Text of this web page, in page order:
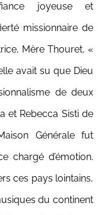
joyeuse et
missionnaire de
Mère Thouret, «
avait su que Dieu
de deux
et Rebecca Sisti de
Générale fut
chargé d’émotion.
ces pays lointains,
du continent